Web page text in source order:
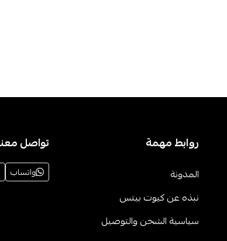
روابط مهمة
المدونة
نبذه عن كيوت بيتس
سياسية الشحن والتوصيل
تواصل
واتساب